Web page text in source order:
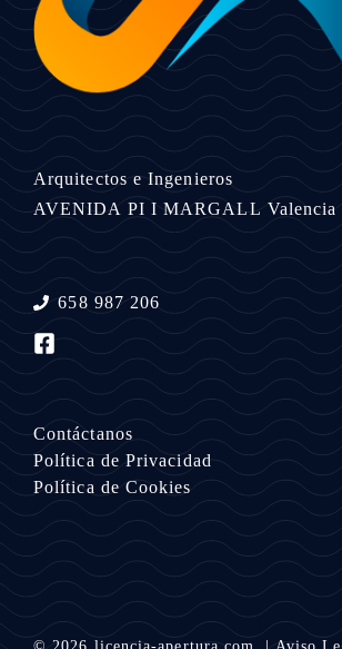
Arquitectos e Ingenieros
AVENIDA PI I MARGALL Valencia
658 987 206
Contáctanos
Política de Privacidad
Política de Cookies